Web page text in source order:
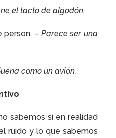
el tacto de algodón.
person. – Parece ser una
como un avión.
sabemos si en realidad
ruido y lo que sabemos